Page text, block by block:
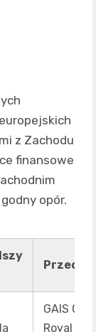
z Zachodu
finansowe
opór.
GAIS
Royal